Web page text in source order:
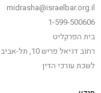
midrasha@israelbar.org.il
1-599-500606
בית הפרקליט
רחוב דניאל פריש 10, תל-אביב
לשכת עורכי הדין